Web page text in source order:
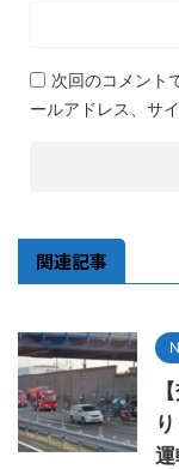
次回のコメント
ールアドレス、サ
関連記事